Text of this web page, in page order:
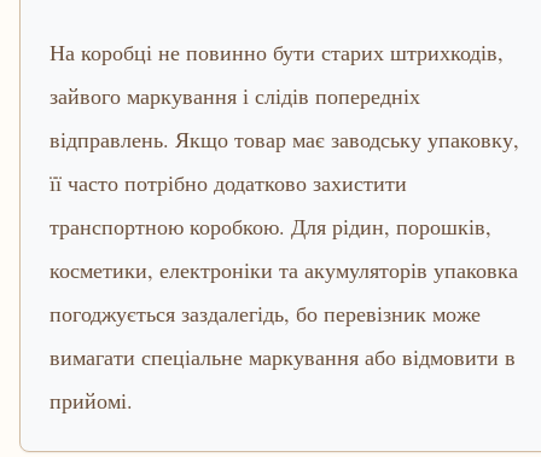
На коробці не повинно бути старих штрихкодів,
зайвого маркування і слідів попередніх
відправлень. Якщо товар має заводську упаковку,
її часто потрібно додатково захистити
транспортною коробкою. Для рідин, порошків,
косметики, електроніки та акумуляторів упаковка
погоджується заздалегідь, бо перевізник може
вимагати спеціальне маркування або відмовити в
прийомі.